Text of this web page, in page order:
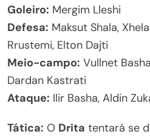
Goleiro: Mergim Lleshi
Defesa: Maksut Shala,
Rrustemi, Elton Dajti
Meio-campo: Vullnet
Dardan Kastrati
Ataque: Ilir Basha, Aldin
Tática: O Drita tentará se